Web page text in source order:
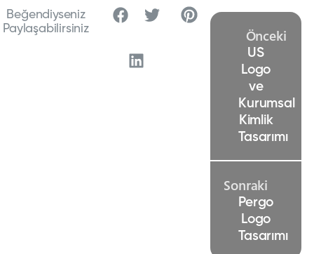
Beğendiyseniz
Paylaşabilirsiniz
Önceki
US
Logo
ve
Kurumsal
Kimlik
Tasarımı
Sonraki
Pergo
Logo
Tasarımı